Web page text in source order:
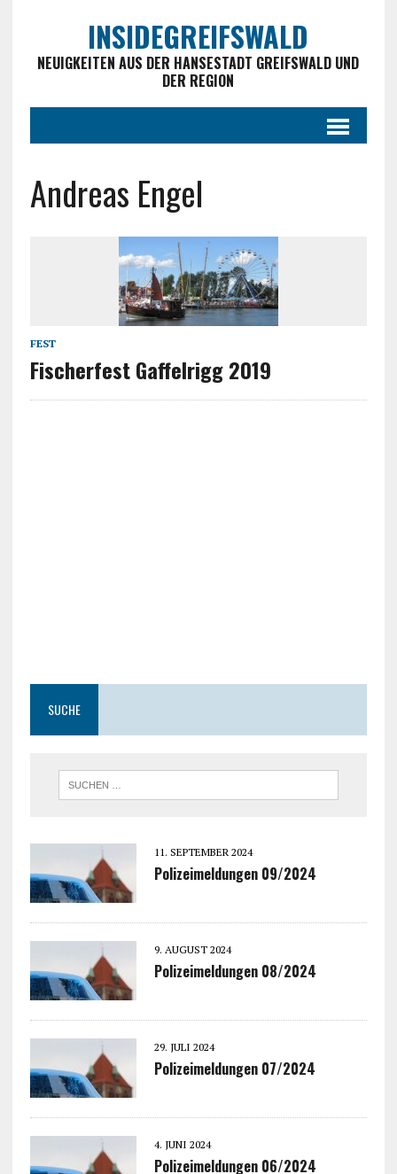
INSIDEGREIFSWALD
NEUIGKEITEN AUS DER HANSESTADT GREIFSWALD UND
DER REGION
Andreas Engel
FEST
Fischerfest Gaffelrigg 2019
SUCHE
11. SEPTEMBER 2024
Polizeimeldungen 09/2024
9. AUGUST 2024
Polizeimeldungen 08/2024
29. JULI 2024
Polizeimeldungen 07/2024
4. JUNI 2024
Polizeimeldungen 06/2024